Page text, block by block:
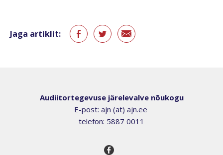
Jaga artiklit:
Audiitortegevuse järelevalve nõukogu
E-post: ajn (at) ajn.ee
telefon: 5887 0011